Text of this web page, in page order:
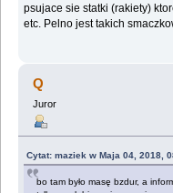
psujace sie statki (rakiety)
etc. Pelno jest takich
Q
Juror
Cytat: maziek w Maja 04, 2018,
bo tam było masę bzdur, a